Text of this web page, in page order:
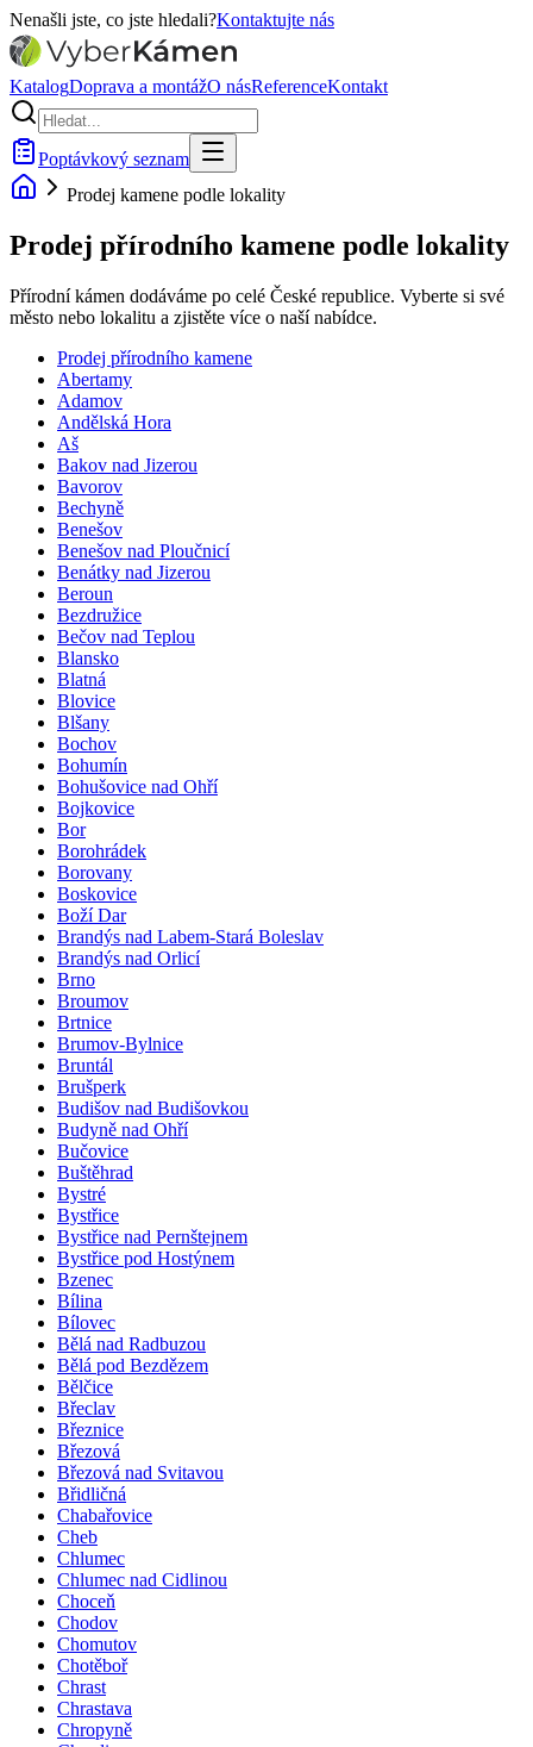
Nenašli jste, co jste hledali?Kontaktujte nás
KatalogDoprava a montážO násReferenceKontakt
Poptávkový seznam
Prodej kamene podle lokality
Prodej přírodního kamene podle lokality
Přírodní kámen dodáváme po celé České republice. Vyberte si své
město nebo lokalitu a zjistěte více o naší nabídce.
Prodej přírodního kamene
Abertamy
Adamov
Andělská Hora
Aš
Bakov nad Jizerou
Bavorov
Bechyně
Benešov
Benešov nad Ploučnicí
Benátky nad Jizerou
Beroun
Bezdružice
Bečov nad Teplou
Blansko
Blatná
Blovice
Blšany
Bochov
Bohumín
Bohušovice nad Ohří
Bojkovice
Bor
Borohrádek
Borovany
Boskovice
Boží Dar
Brandýs nad Labem-Stará Boleslav
Brandýs nad Orlicí
Brno
Broumov
Brtnice
Brumov-Bylnice
Bruntál
Brušperk
Budišov nad Budišovkou
Budyně nad Ohří
Bučovice
Buštěhrad
Bystré
Bystřice
Bystřice nad Pernštejnem
Bystřice pod Hostýnem
Bzenec
Bílina
Bílovec
Bělá nad Radbuzou
Bělá pod Bezdězem
Bělčice
Břeclav
Březnice
Březová
Březová nad Svitavou
Břidličná
Chabařovice
Cheb
Chlumec
Chlumec nad Cidlinou
Choceň
Chodov
Chomutov
Chotěboř
Chrast
Chrastava
Chropyně